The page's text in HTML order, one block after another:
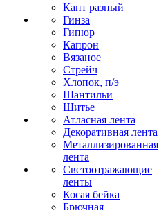
Кант разный
Гинза
Гипюр
Капрон
Вязаное
Стрейч
Хлопок, п/э
Шантильи
Шитье
Атласная лента
Декоративная лента
Металлизированная
лента
Светоотражающие
ленты
Косая бейка
Брючная